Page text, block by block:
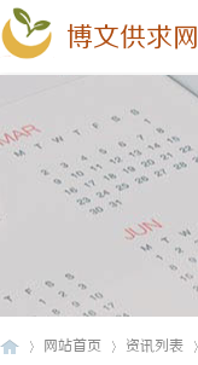
博文供求网
网站首页 资讯列表